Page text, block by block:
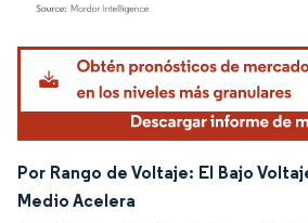
Imagen © Mordor Intelligence. El uso requiere
Por Rango de Voltaje: El Bajo
Medio Acelera